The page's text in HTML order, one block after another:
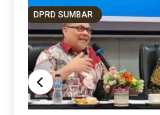
DPRD SUMBAR